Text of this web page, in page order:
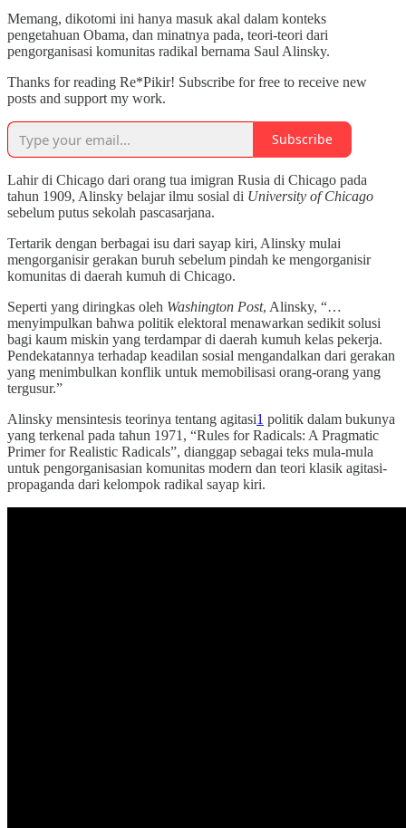
Memang, dikotomi ini hanya masuk akal dalam konteks
pengetahuan Obama, dan minatnya pada, teori-teori dari
pengorganisasi komunitas radikal bernama Saul Alinsky.
Thanks for reading Re*Pikir! Subscribe for free to receive new
posts and support my work.
Subscribe
Lahir di Chicago dari orang tua imigran Rusia di Chicago pada
tahun 1909, Alinsky belajar ilmu sosial di University of Chicago
sebelum putus sekolah pascasarjana.
Tertarik dengan berbagai isu dari sayap kiri, Alinsky mulai
mengorganisir gerakan buruh sebelum pindah ke mengorganisir
komunitas di daerah kumuh di Chicago.
Seperti yang diringkas oleh Washington Post, Alinsky, “…
menyimpulkan bahwa politik elektoral menawarkan sedikit solusi
bagi kaum miskin yang terdampar di daerah kumuh kelas pekerja.
Pendekatannya terhadap keadilan sosial mengandalkan dari gerakan
yang menimbulkan konflik untuk memobilisasi orang-orang yang
tergusur.”
Alinsky mensintesis teorinya tentang agitasi1 politik dalam bukunya
yang terkenal pada tahun 1971, “Rules for Radicals: A Pragmatic
Primer for Realistic Radicals”, dianggap sebagai teks mula-mula
untuk pengorganisasian komunitas modern dan teori klasik agitasi-
propaganda dari kelompok radikal sayap kiri.